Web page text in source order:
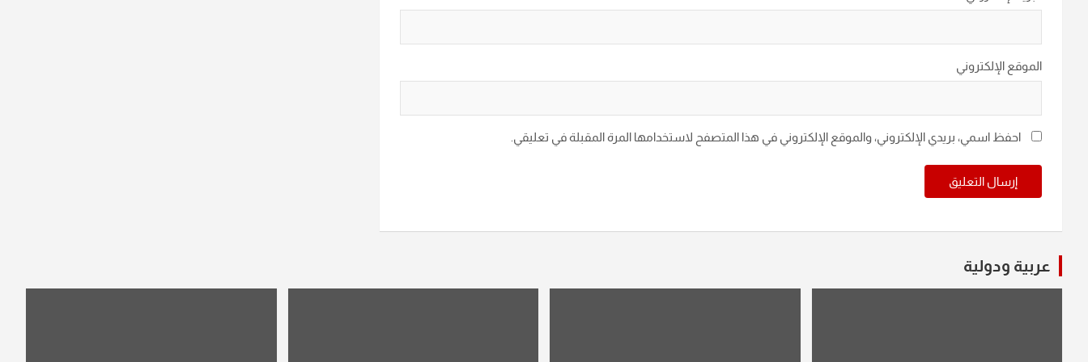
الموقع الإلكتروني
احفظ اسمي، بريدي الإلكتروني، والموقع الإلكتروني في هذا المتصفح لاستخدامها المرة المقبلة في تعليقي.
عربية ودولية